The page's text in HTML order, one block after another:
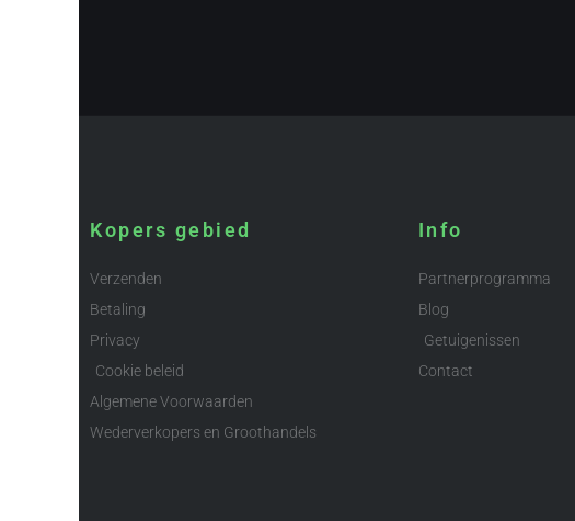
Kopers gebied
Verzenden
Betaling
Privacy
Cookie beleid
Algemene Voorwaarden
Wederverkopers en Groothandels
Info
Partnerprogramma
Blog
Getuigenissen
Contact